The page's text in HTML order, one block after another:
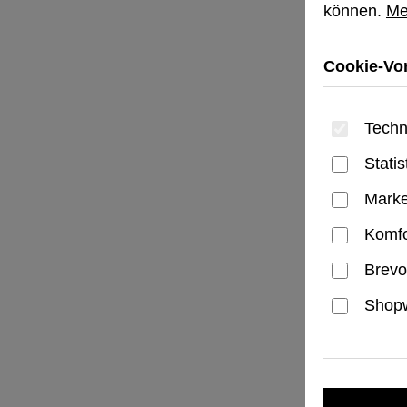
können.
Cookie-
Brevo